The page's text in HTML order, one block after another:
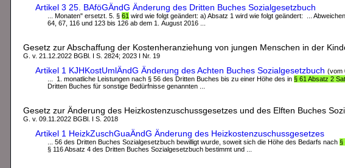
Artikel 3 25. BAföGÄndG Änderung des Dritten Buches Sozialgesetzbuch
... Monaten" ersetzt. 5. § 61 wird wie folgt geändert: a) Absatz 1 wird wie folgt geändert: ...
64, 67, 116 und 123 bis 126 ab dem 1. August 2016 ...
Gesetz zur Abschaffung der Kostenheranziehung von jungen Menschen in der
G. v. 21.12.2022 BGBl. I S. 2824; 2023 I Nr. 19
Artikel 1 KJHKostUmlÄndG Änderung des Achten Buches Sozialgesetzbuch (vom
... 1. monatliche Leistungen nach § 56 des Dritten Buches bis zu einer Höhe des in § 61 Absatz 2
Dritten Buches für sonstige Bedürfnisse genannten ...
Gesetz zur Änderung des Heizkostenzuschussgesetzes und des Elften Buches
G. v. 09.11.2022 BGBl. I S. 2018
Artikel 1 HeizkZuschGuaÄndG Änderung des Heizkostenzuschussgesetzes
... 56 des Dritten Buches Sozialgesetzbuch bewilligt wurde, soweit sich die Höhe des Bedarfs nach §
§ 116 Absatz 4 des Dritten Buches Sozialgesetzbuch bestimmt und ...